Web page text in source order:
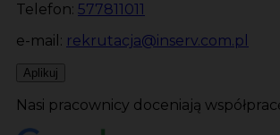
Telefon: 577811011
e-mail: rekrutacja@inserv.com.pl
Aplikuj
Nasi pracownicy doceniają